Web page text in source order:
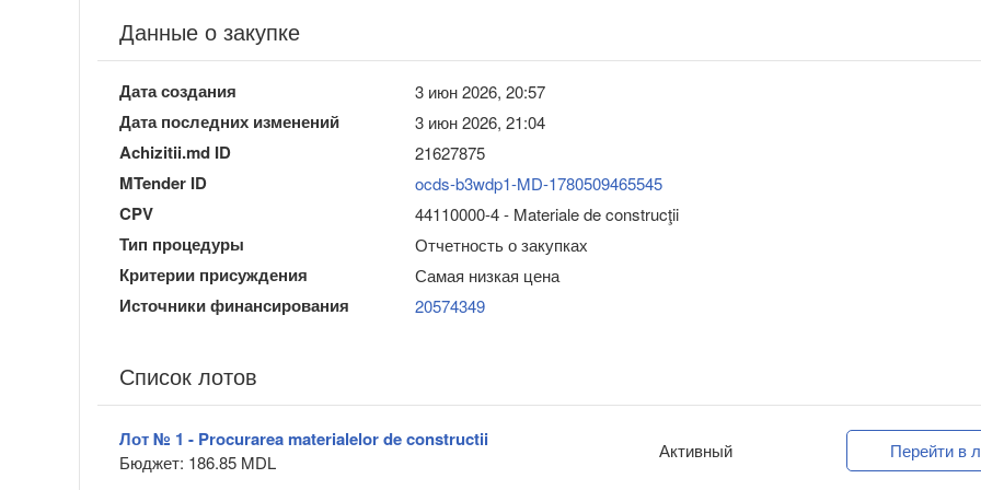
Данные о закупке
Дата создания 3 июн 2026, 20:57
Дата последних изменений 3 июн 2026, 21:04
Achizitii.md ID 21627875
MTender ID ocds-b3wdp1-MD-1780509465545
CPV 44110000-4 - Materiale de construcţii
Тип процедуры Отчетность о закупках
Критерии присуждения Самая низкая цена
Источники финансирования 20574349
Список лотов
Лот № 1 - Procurarea materialelor de constructii
Бюджет: 186.85 MDL
Активный Перейти в